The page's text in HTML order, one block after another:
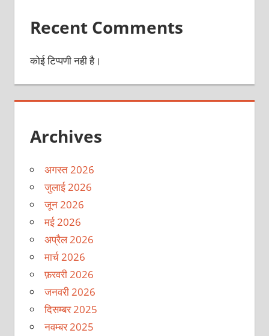
Recent Comments
कोई टिप्पणी नही है।
Archives
अगस्त 2026
जुलाई 2026
जून 2026
मई 2026
अप्रैल 2026
मार्च 2026
फ़रवरी 2026
जनवरी 2026
दिसम्बर 2025
नवम्बर 2025